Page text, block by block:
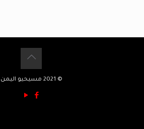
© 2021 مسيحيو اليمن